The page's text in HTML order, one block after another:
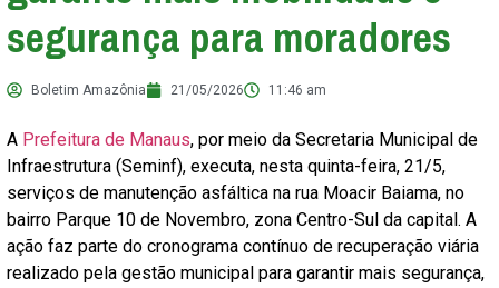
segurança para moradores
Boletim Amazônia 21/05/2026 11:46 am
A Prefeitura de Manaus, por meio da Secretaria Municipal de
Infraestrutura (Seminf), executa, nesta quinta-feira, 21/5,
serviços de manutenção asfáltica na rua Moacir Baiama, no
bairro Parque 10 de Novembro, zona Centro-Sul da capital. A
ação faz parte do cronograma contínuo de recuperação viária
realizado pela gestão municipal para garantir mais segurança,